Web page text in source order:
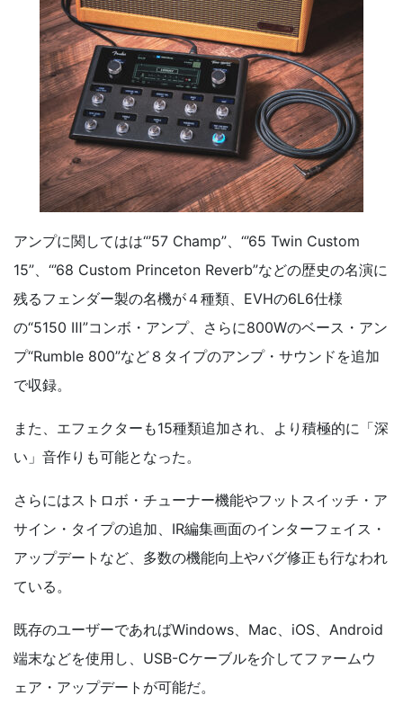
アンプに関してはは“’57 Champ”、“’65 Twin Custom
15”、“’68 Custom Princeton Reverb”などの歴史の名演に
残るフェンダー製の名機が４種類、EVHの6L6仕様
の“5150 Ⅲ”コンボ・アンプ、さらに800Wのベース・アン
プ“Rumble 800”など８タイプのアンプ・サウンドを追加
で収録。
また、エフェクターも15種類追加され、より積極的に「深
い」音作りも可能となった。
さらにはストロボ・チューナー機能やフットスイッチ・ア
サイン・タイプの追加、IR編集画面のインターフェイス・
アップデートなど、多数の機能向上やバグ修正も行なわれ
ている。
既存のユーザーであればWindows、Mac、iOS、Android
端末などを使用し、USB-Cケーブルを介してファームウ
ェア・アップデートが可能だ。